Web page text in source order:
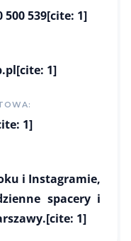
500 539[cite: 1]
[cite: 1]
1]
i Instagramie,
spacery i
1]